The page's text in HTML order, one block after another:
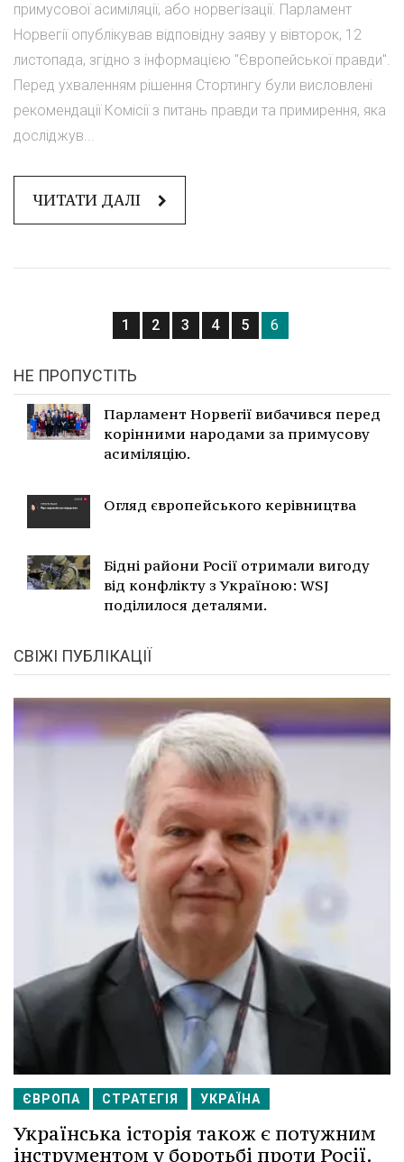
примусової асиміляції, або норвегізації. Парламент
Норвегії опублікував відповідну заяву у вівторок, 12
листопада, згідно з інформацією "Європейської правди".
Перед ухваленням рішення Стортингу були висловлені
рекомендації Комісії з питань правди та примирення, яка
досліджув...
ЧИТАТИ ДАЛІ
1 2 3 4 5 6
НЕ ПРОПУСТІТЬ
Парламент Норвегії вибачився перед
корінними народами за примусову
асиміляцію.
Огляд європейського керівництва
Бідні райони Росії отримали вигоду
від конфлікту з Україною: WSJ
поділилося деталями.
СВІЖІ ПУБЛІКАЦІЇ
ЄВРОПА СТРАТЕГІЯ УКРАЇНА
Українська історія також є потужним
інструментом у боротьбі проти Росії.